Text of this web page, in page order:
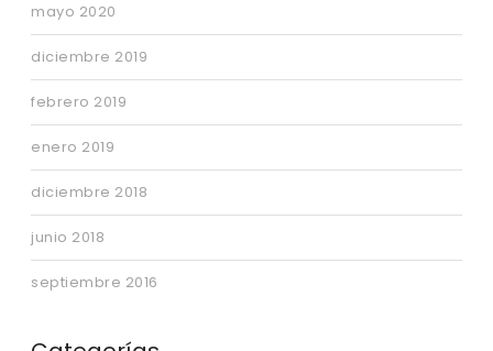
mayo 2020
diciembre 2019
febrero 2019
enero 2019
diciembre 2018
junio 2018
septiembre 2016